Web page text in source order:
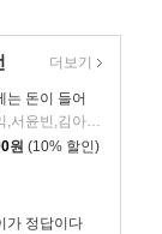
는 돈이 들어
박하익,서윤빈,김아직,정명섭,전현진 저
원 (10% 할인)
가 정답이다
더보기